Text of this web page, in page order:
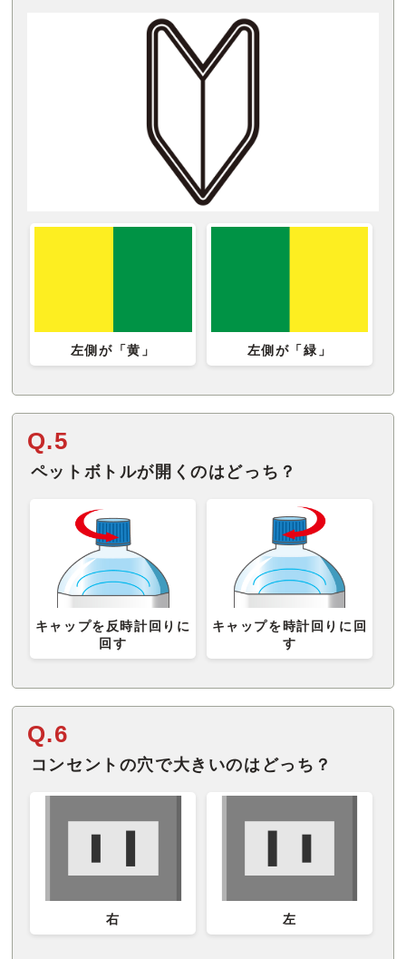
左側が「黄」 左側が「緑」
Q.5
ペットボトルが開くのはどっち？
キャップを反時計回りに
回す
キャップを時計回りに回
す
Q.6
コンセントの穴で大きいのはどっち？
右 左